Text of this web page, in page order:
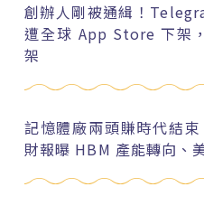
創辦人剛被通緝！
遭全球 App Store 下架
架
記憶體廠兩頭賺時代結
財報曝 HBM 產能轉向、